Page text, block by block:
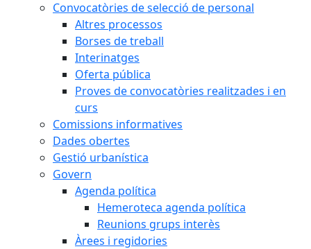
Convocatòries de selecció de personal
Altres processos
Borses de treball
Interinatges
Oferta pública
Proves de convocatòries realitzades i en
curs
Comissions informatives
Dades obertes
Gestió urbanística
Govern
Agenda política
Hemeroteca agenda política
Reunions grups interès
Àrees i regidories